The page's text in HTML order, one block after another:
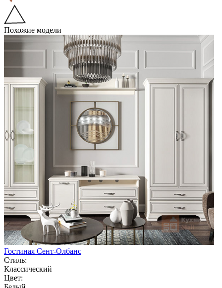
Похожие модели
Гостиная Сент-Олбанс
Стиль:
Классический
Цвет: